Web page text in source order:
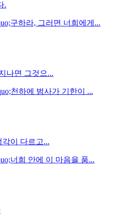
.
구하라, 그러면 너희에게...
나면 그것으...
천하에 범사가 기한이 ...
각이 다르고...
너희 안에 이 마음을 품...